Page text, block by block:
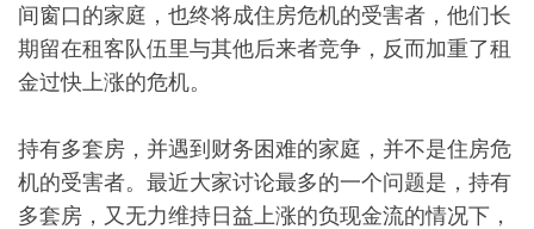
间窗口的家庭，也终将成住房危机的受害者，他们长
期留在租客队伍里与其他后来者竞争，反而加重了租
金过快上涨的危机。
持有多套房，并遇到财务困难的家庭，并不是住房危
机的受害者。最近大家讨论最多的一个问题是，持有
多套房，又无力维持日益上涨的负现金流的情况下，